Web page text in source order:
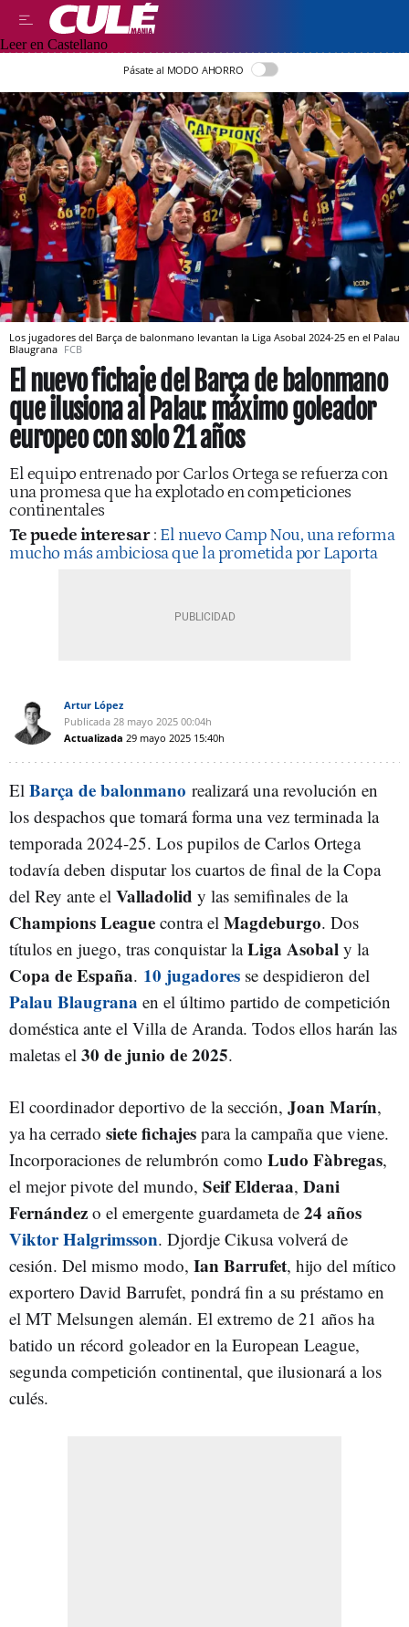
Leer en Castellano
Pásate al MODO AHORRO
Los jugadores del Barça de balonmano levantan la Liga Asobal 2024-25 en el Palau
Blaugrana FCB
El nuevo fichaje del Barça de balonmano
que ilusiona al Palau: máximo goleador
europeo con solo 21 años
El equipo entrenado por Carlos Ortega se refuerza con
una promesa que ha explotado en competiciones
continentales
Te puede interesar : El nuevo Camp Nou, una reforma
mucho más ambiciosa que la prometida por Laporta
Artur López
Publicada 28 mayo 2025 00:04h
Actualizada 29 mayo 2025 15:40h
El Barça de balonmano realizará una revolución en
los despachos que tomará forma una vez terminada la
temporada 2024-25. Los pupilos de Carlos Ortega
todavía deben disputar los cuartos de final de la Copa
del Rey ante el Valladolid y las semifinales de la
Champions League contra el Magdeburgo. Dos
títulos en juego, tras conquistar laLiga Asobal y la
Copa de España. 10 jugadores se despidieron del
Palau Blaugrana en el último partido de competición
doméstica ante el Villa de Aranda. Todos ellos harán las
maletas el 30 de junio de 2025.
El coordinador deportivo de la sección, Joan Marín,
ya ha cerrado siete fichajes para la campaña que viene.
Incorporaciones de relumbrón como Ludo Fàbregas,
el mejor pivote del mundo, Seif Elderaa, Dani
Fernández o el emergente guardameta de 24 años
Viktor Halgrimsson. Djordje Cikusa volverá de
cesión. Del mismo modo, Ian Barrufet, hijo del mítico
exportero David Barrufet, pondrá fin a su préstamo en
el MT Melsungen alemán. El extremo de 21 años ha
batido un récord goleador en la European League,
segunda competición continental, que ilusionará a los
culés.